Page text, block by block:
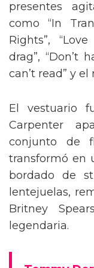
presentes
como “In
Rights”,
drag”, “Don’t
can’t read” y el
El vestuario
Carpenter
conjunto de
transformó en
bordado de
lentejuelas,
Britney
legendaria.